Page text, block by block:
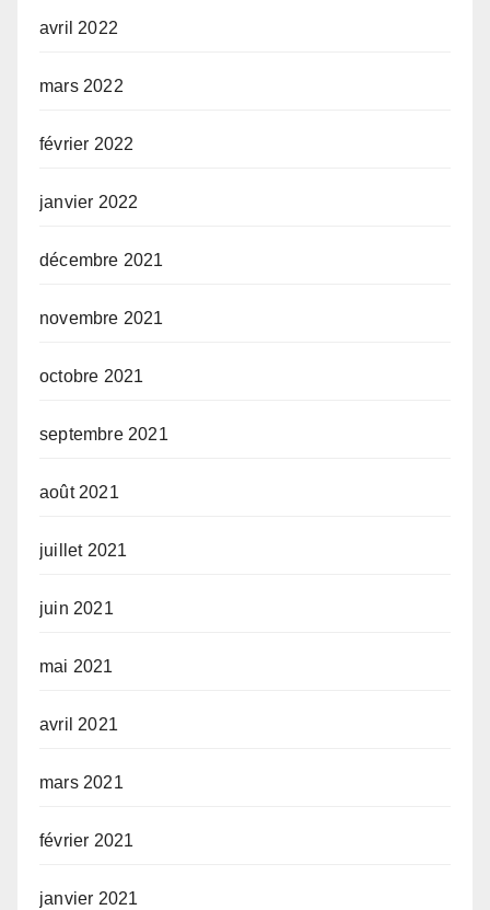
avril 2022
mars 2022
février 2022
janvier 2022
décembre 2021
novembre 2021
octobre 2021
septembre 2021
août 2021
juillet 2021
juin 2021
mai 2021
avril 2021
mars 2021
février 2021
janvier 2021